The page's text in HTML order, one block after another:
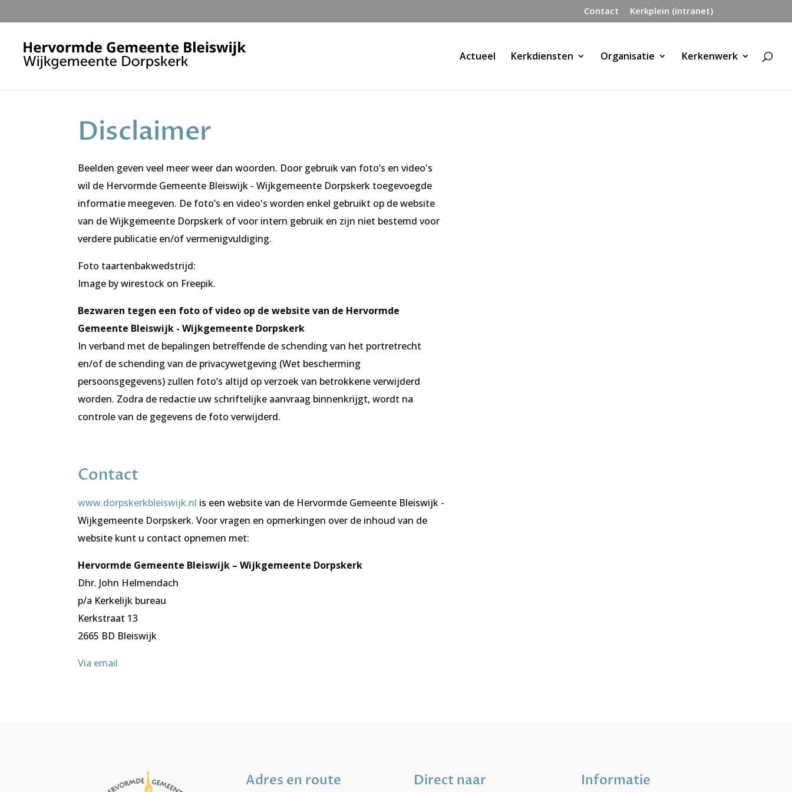
Contact Kerkplein (intranet)
Actueel Kerkdiensten Organisatie Kerkenwerk
Disclaimer
Beelden geven veel meer weer dan woorden. Door gebruik van foto’s en video's
wil de Hervormde Gemeente Bleiswijk - Wijkgemeente Dorpskerk toegevoegde
informatie meegeven. De foto’s en video's worden enkel gebruikt op de website
van de Wijkgemeente Dorpskerk of voor intern gebruik en zijn niet bestemd voor
verdere publicatie en/of vermenigvuldiging.
Foto taartenbakwedstrijd:
Image by wirestock on Freepik.
Bezwaren tegen een foto of video op de website van de Hervormde
Gemeente Bleiswijk - Wijkgemeente Dorpskerk
In verband met de bepalingen betreffende de schending van het portretrecht
en/of de schending van de privacywetgeving (Wet bescherming
persoonsgegevens) zullen foto’s altijd op verzoek van betrokkene verwijderd
worden. Zodra de redactie uw schriftelijke aanvraag binnenkrijgt, wordt na
controle van de gegevens de foto verwijderd.
Contact
www.dorpskerkbleiswijk.nl is een website van de Hervormde Gemeente Bleiswijk -
Wijkgemeente Dorpskerk. Voor vragen en opmerkingen over de inhoud van de
website kunt u contact opnemen met:
Hervormde Gemeente Bleiswijk – Wijkgemeente Dorpskerk
Dhr. John Helmendach
p/a Kerkelijk bureau
Kerkstraat 13
2665 BD Bleiswijk
Via email
Adres en route Direct naar Informatie